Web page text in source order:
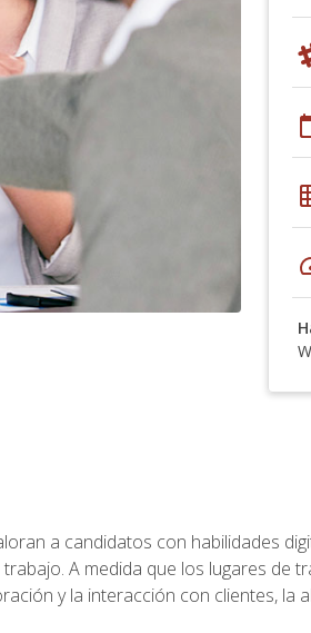
a candidatos con habilidades
A medida que los lugares de
y la interacción con clientes, la